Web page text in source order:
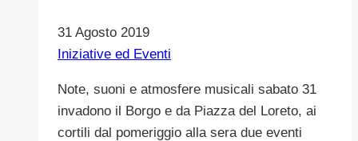
NEW
YORK
PER
LA
PROF.SSA
31 Agosto 2019
Iniziative ed Eventi
Note, suoni e atmosfere musicali sabato 31
invadono il Borgo e da Piazza del Loreto, ai
cortili dal pomeriggio alla sera due eventi